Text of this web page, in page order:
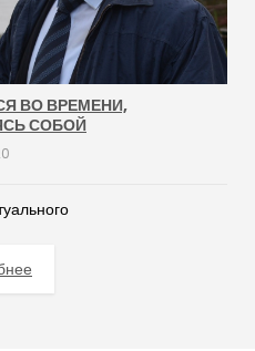
ВО ВРЕМЕНИ,
СОБОЙ